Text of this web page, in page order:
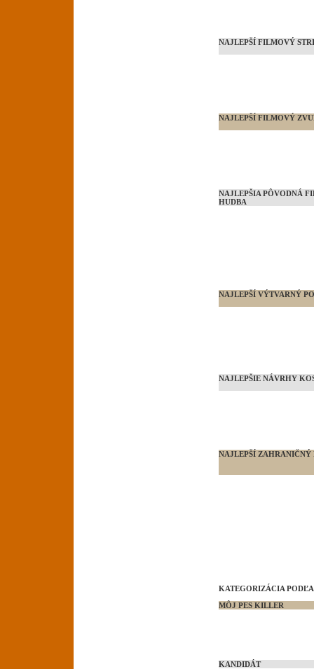
NAJLEPŠÍ FILMOVÝ
NAJLEPŠÍ FILMOVÝ
NAJLEPŠIA PÔVODNÁ
HUDBA
NAJLEPŠÍ VÝTVARNÝ
NAJLEPŠIE NÁVRHY
NAJLEPŠÍ ZAHRANIČNÝ
KATEGORIZÁCIA
MÔJ PES KILLER
KANDIDÁT